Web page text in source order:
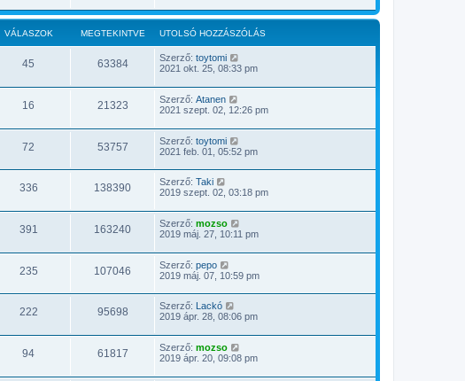
e
k
i
é
s
e
VÁLASZOK MEGTEKINTVE UTOLSÓ HOZZÁSZÓLÁS
45 63384 Szerző: toytomi
2021 okt. 25, 08:33 pm
16 21323 Szerző: Atanen
2021 szept. 02, 12:26 pm
72 53757 Szerző: toytomi
2021 feb. 01, 05:52 pm
336 138390 Szerző: Taki
2019 szept. 02, 03:18 pm
391 163240 Szerző: mozso
2019 máj. 27, 10:11 pm
235 107046 Szerző: pepo
2019 máj. 07, 10:59 pm
222 95698 Szerző:
Lackó
2019 ápr. 28, 08:06 pm
94 61817 Szerző: mozso
2019 ápr. 20, 09:08 pm